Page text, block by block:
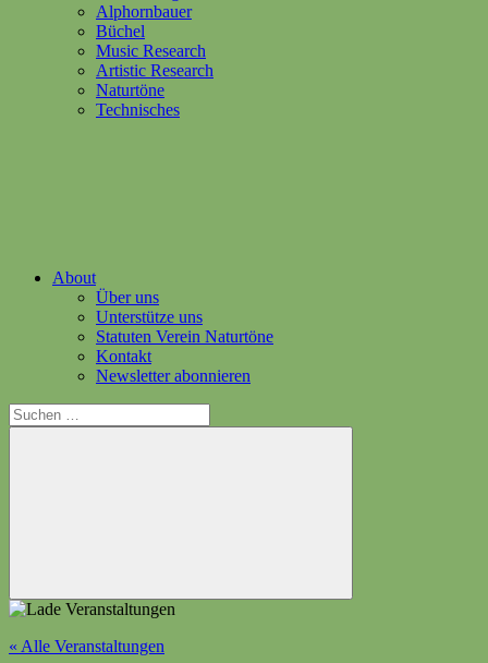
Alphornbauer
Büchel
Music Research
Artistic Research
Naturtöne
Technisches
About
Über uns
Unterstütze uns
Statuten Verein Naturtöne
Kontakt
Newsletter abonnieren
Suchen
nach:
Suchen
« Alle Veranstaltungen